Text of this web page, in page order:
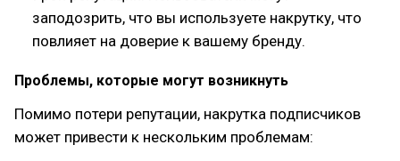
заподозрить, что вы используете накрутку, что
повлияет на доверие к вашему бренду.
Проблемы, которые могут возникнуть
Помимо потери репутации, накрутка подписчиков
может привести к нескольким проблемам: